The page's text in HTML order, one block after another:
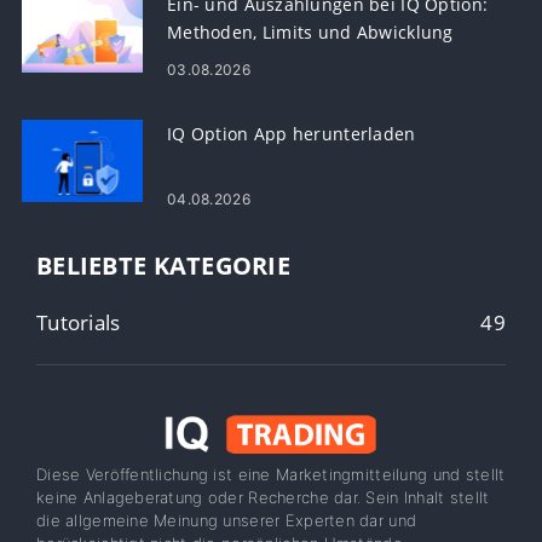
Methoden, Limits und Abwicklung
03.08.2026
IQ Option App herunterladen
04.08.2026
BELIEBTE KATEGORIE
Tutorials 49
Diese Veröffentlichung ist eine Marketingmitteilung und stellt
keine Anlageberatung oder Recherche dar. Sein Inhalt stellt
die allgemeine Meinung unserer Experten dar und